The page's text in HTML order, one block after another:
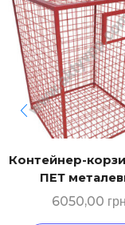
Контейнер-
ПЕТ
6050,00 грн